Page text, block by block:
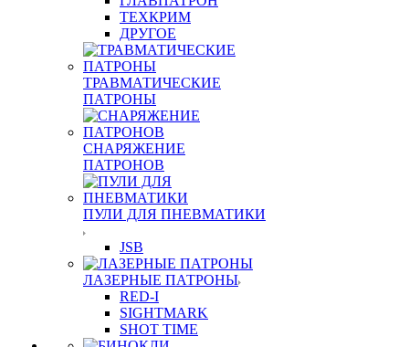
ТЕХКРИМ
ДРУГОЕ
ТРАВМАТИЧЕСКИЕ
ПАТРОНЫ
СНАРЯЖЕНИЕ
ПАТРОНОВ
ПУЛИ ДЛЯ ПНЕВМАТИКИ
JSB
ЛАЗЕРНЫЕ ПАТРОНЫ
RED-I
SIGHTMARK
SHOT TIME